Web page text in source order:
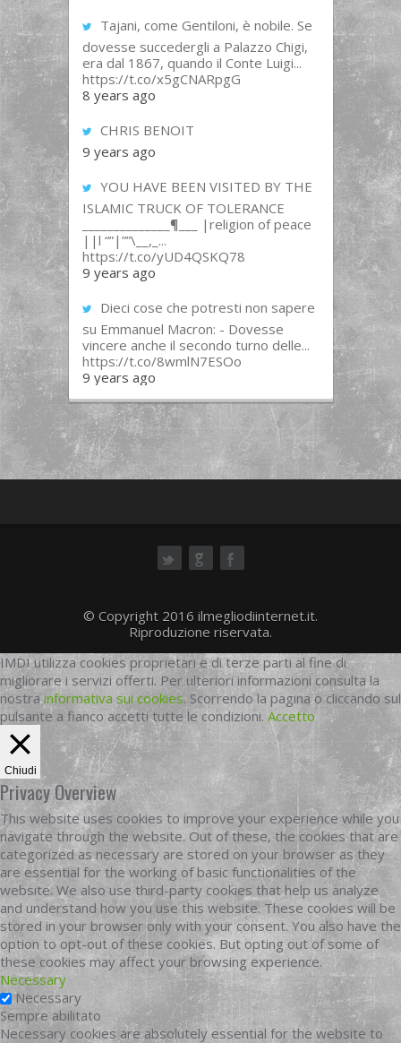
Tajani, come Gentiloni, è nobile. Se
dovesse succedergli a Palazzo Chigi,
era dal 1867, quando il Conte Luigi...
https://t.co/x5gCNARpgG
8 years ago
CHRIS BENOIT
9 years ago
YOU HAVE BEEN VISITED BY THE
ISLAMIC TRUCK OF TOLERANCE
______________¶___ |religion of peace
||l “”|””\__,_...
https://t.co/yUD4QSKQ78
9 years ago
Dieci cose che potresti non sapere
su Emmanuel Macron: - Dovesse
vincere anche il secondo turno delle...
https://t.co/8wmlN7ESOo
9 years ago
© Copyright 2016 ilmegliodiinternet.it.
Riproduzione riservata.
IMDI utilizza cookies proprietari e di terze parti al fine di
migliorare i servizi offerti. Per ulteriori informazioni consulta la
nostrainformativa sui cookies. Scorrendo la pagina o cliccando sul
pulsante a fianco accetti tutte le condizioni. Accetto
Chiudi
Privacy Overview
This website uses cookies to improve your experience while you
navigate through the website. Out of these, the cookies that are
categorized as necessary are stored on your browser as they
are essential for the working of basic functionalities of the
website. We also use third-party cookies that help us analyze
and understand how you use this website. These cookies will be
stored in your browser only with your consent. You also have the
option to opt-out of these cookies. But opting out of some of
these cookies may affect your browsing experience.
Necessary
Necessary
Sempre abilitato
Necessary cookies are absolutely essential for the website to